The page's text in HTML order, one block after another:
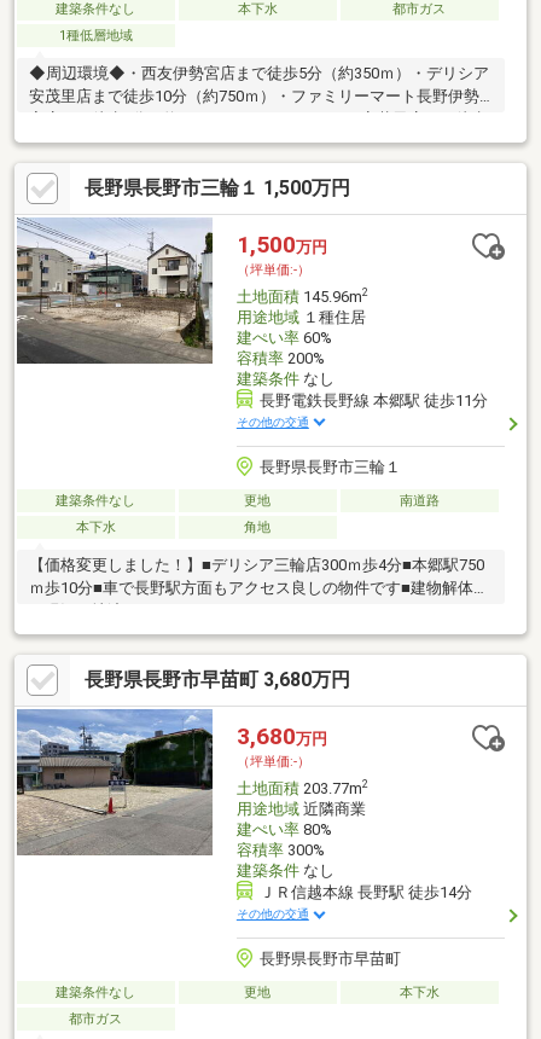
建築条件なし 本下水
都市ガス
1種低層地域
◆周辺環境◆・西友伊勢宮店まで徒歩5分（約350ｍ）・デリシア
安茂里店まで徒歩10分（約750ｍ）・ファミリーマート長野伊勢
宮店まで徒歩7分（約500ｍ）・マツモトキヨシ安茂里店まで徒歩
8分（約600ｍ）・八十二銀行安茂里支店まで徒歩9分（約700
ｍ）・犀北簡易郵便局まで徒歩5分（約400ｍ）・伊勢宮胃腸外科
まで徒歩8分（約600ｍ）・安茂里堀越内科クリニックまで徒歩9
分（約700ｍ）・安茂里支所まで徒歩13分（約1000ｍ）
長野県長野市三輪１ 1,500万円
1,500万円
（坪単価:-）
土地面積145.96m2
用途地域１種住居
建ぺい率60%
容積率200%
建築条件なし
長野電鉄長野線 本郷駅 徒歩11分
その他の交通
長野県長野市三輪１
建築条件なし 更地
南道路
本下水
角地
【価格変更しました！】■デリシア三輪店300ｍ歩4分■本郷駅750
ｍ歩10分■車で長野駅方面もアクセス良しの物件です■建物解体済
長野県長野市早苗町 3,680万円
3,680万円
（坪単価:-）
土地面積203.77m2
用途地域近隣商業
建ぺい率80%
容積率300%
建築条件なし
ＪＲ信越本線 長野駅 徒歩14分
その他の交通
長野県長野市早苗町
建築条件なし 更地
本下水
都市ガス